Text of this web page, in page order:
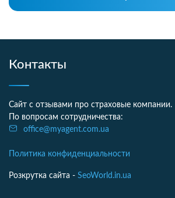
Контакты
Сайт с отзывами про страховые компании.
По вопросам сотрудничества:
office@myagent.com.ua
Политика конфиденциальности
Розкрутка сайта - SeoWorld.in.ua